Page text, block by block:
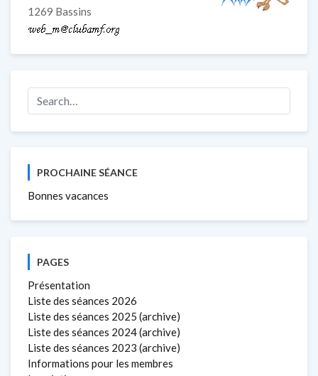
1269 Bassins
PROCHAINE SÉANCE
Bonnes vacances
PAGES
Présentation
Liste des séances 2026
Liste des séances 2025 (archive)
Liste des séances 2024 (archive)
Liste des séances 2023 (archive)
Informations pour les membres